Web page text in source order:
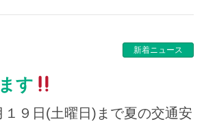
新着ニュース
す
９日(土曜日)まで夏の交通安